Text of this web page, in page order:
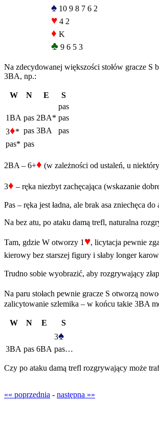
♠ 10 9 8 7 6 2
♥ 4 2
♦ K
♣ 9 6 5 3
Na zdecydowanej większości stołów gracze S
3BA, np.:
W N E
S
pas
1BA pas 2BA* pas
3♦* pas 3BA
pas
pas* pas
2BA – 6+♦ (w zależności od ustaleń, u
3♦ – ręka niezbyt zachęcająca (wskazanie
Pas – ręka jest ładna, ale brak asa zniechęca
Na bez atu, po ataku damą trefl, naturalna
Tam, gdzie W otworzy 1 ♥, licytacja pewnie
kierowy bez starszej figury i słaby longer
Trudno sobie wyobrazić, aby rozgrywający
Na paru stołach pewnie gracze S otworzą
zalicytowanie szlemika – w końcu takie 3BA
W N E
S
3♠
3BA pas 6BA pas…
Czy po ataku damą trefl rozgrywający może
«« poprzednia - następna »»